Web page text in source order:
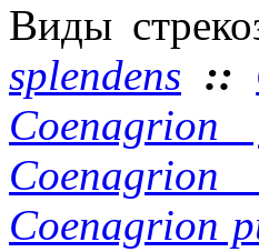
Виды
splendens ::
Coenagrion
Coenagrion
Coenagrion